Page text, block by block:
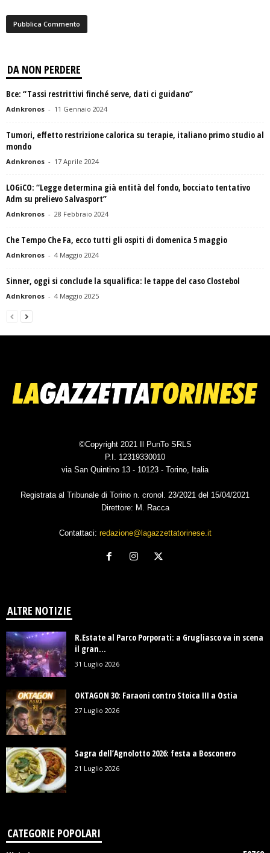
DA NON PERDERE
Bce: “Tassi restrittivi finché serve, dati ci guidano”
Adnkronos - 11 Gennaio 2024
Tumori, effetto restrizione calorica su terapie, italiano primo studio al
mondo
Adnkronos - 17 Aprile 2024
LOGiCO: “Legge determina già entità del fondo, bocciato tentativo
Adm su prelievo Salvasport”
Adnkronos - 28 Febbraio 2024
Che Tempo Che Fa, ecco tutti gli ospiti di domenica 5 maggio
Adnkronos - 4 Maggio 2024
Sinner, oggi si conclude la squalifica: le tappe del caso Clostebol
Adnkronos - 4 Maggio 2025
©Copyright 2021 Il PunTo SRLS
P.I. 12319330010
via San Quintino 13 - 10123 - Torino, Italia
Registrata al Tribunale di Torino n. cronol. 23/2021 del 15/04/2021
Direttore: M. Racca
Contattaci: redazione@lagazzettatorinese.it
ALTRE NOTIZIE
R.Estate al Parco Porporati: a Grugliasco va in scena
il gran...
31 Luglio 2026
OKTAGON 30: Faraoni contro Stoica III a Ostia
27 Luglio 2026
Sagra dell’Agnolotto 2026: festa a Bosconero
21 Luglio 2026
CATEGORIE POPOLARI